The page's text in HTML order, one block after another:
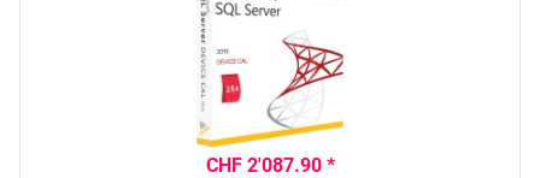
CHF 2'087.90 *